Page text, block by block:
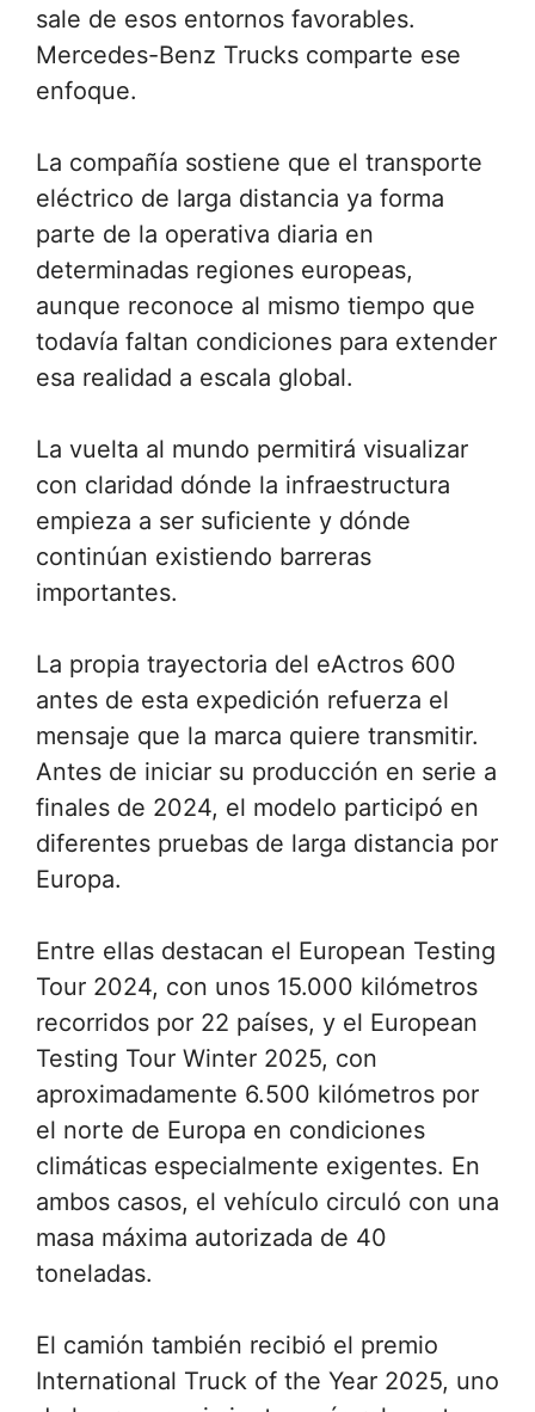
sale de esos entornos favorables.
Mercedes-Benz Trucks comparte ese
enfoque.
La compañía sostiene que el transporte
eléctrico de larga distancia ya forma
parte de la operativa diaria en
determinadas regiones europeas,
aunque reconoce al mismo tiempo que
todavía faltan condiciones para extender
esa realidad a escala global.
La vuelta al mundo permitirá visualizar
con claridad dónde la infraestructura
empieza a ser suficiente y dónde
continúan existiendo barreras
importantes.
La propia trayectoria del eActros 600
antes de esta expedición refuerza el
mensaje que la marca quiere transmitir.
Antes de iniciar su producción en serie a
finales de 2024, el modelo participó en
diferentes pruebas de larga distancia por
Europa.
Entre ellas destacan el European Testing
Tour 2024, con unos 15.000 kilómetros
recorridos por 22 países, y el European
Testing Tour Winter 2025, con
aproximadamente 6.500 kilómetros por
el norte de Europa en condiciones
climáticas especialmente exigentes. En
ambos casos, el vehículo circuló con una
masa máxima autorizada de 40
toneladas.
El camión también recibió el premio
International Truck of the Year 2025, uno